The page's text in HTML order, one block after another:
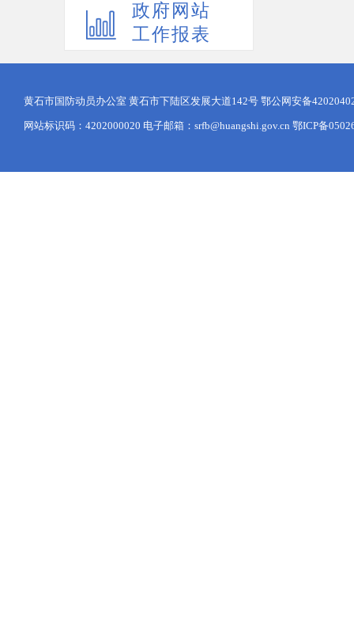
政府网站
工作报表
黄石市国防动员办公室 黄石市下陆区发展大道142号 鄂公网安备
网站标识码：4202000020 电子邮箱：srfb@huangshi.gov.cn 鄂ICP备